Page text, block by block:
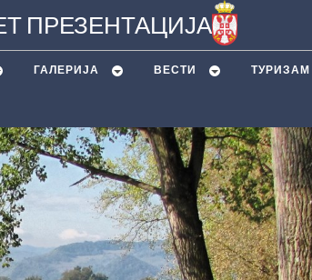
ПРЕЗЕНТАЦИЈА
ГАЛЕРИЈА ВЕСТИ ТУРИЗАМ